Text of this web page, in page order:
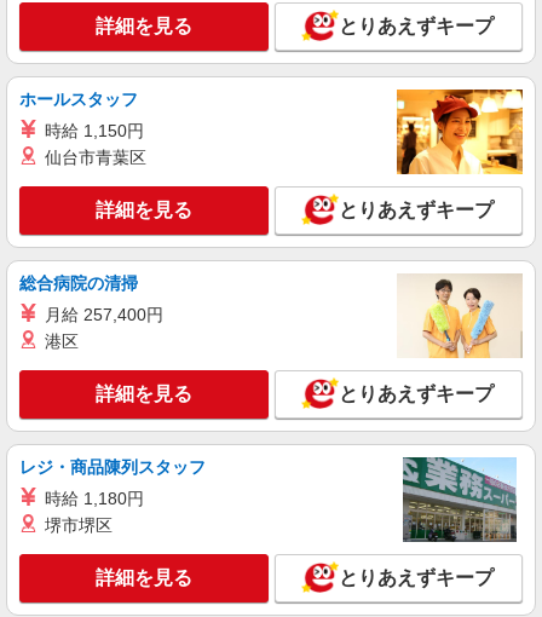
株式会社kotrio /●NR-H-2068457
≪葛城市≫介護の現場で心を燃やせ！！！デイ
時給1500円〜2125円 ＜日払い有/週払い有/交
葛城市 尺土駅から好アクセス
キープ 詳細を見る
派遣社員
レバウェル株式会社
［1］介護福祉士 ［2］初任者研修/2級ヘルパ
ー ［3］実務者研修/1級ヘルパー ［4］ケアマ
時給1,226円〜1,800円 ※経験・能力による ＜
月給例＞シッカリ稼げるのが魅力♪ 時給1,700円×1
日8h×20日（週5日）＝272,000円
奈良県葛城市 ☆その他、奈良県内に勤務地多
数！
キープ 詳細を見る
株式会社ニッソーネット南大阪支社
詳細を見る とりあえずキープ
ホールスタッフ
時給 1,150円
仙台市青葉区
詳細を見る とりあえずキープ
総合病院の清掃
月給 257,400円
港区
詳細を見る とりあえずキープ
レジ・商品陳列スタッフ
時給 1,180円
堺市堺区
詳細を見る とりあえずキープ